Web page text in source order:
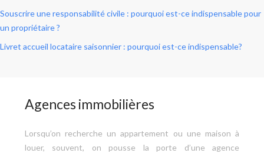
Souscrire une responsabilité civile : pourquoi est-ce indispensable pour
un propriétaire ?
Livret accueil locataire saisonnier : pourquoi est-ce indispensable?
Agences immobilières
Lorsqu’on recherche un appartement ou une maison à
louer, souvent, on pousse la porte d’une agence